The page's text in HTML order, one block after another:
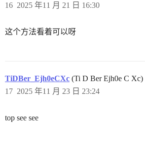
2025 年11 月 21 日 16:30
16
这个方法看着可以呀
TiDBer_Ejh0eCXc (Ti D Ber Ejh0e C Xc)
2025 年11 月 23 日 23:24
17
top see see